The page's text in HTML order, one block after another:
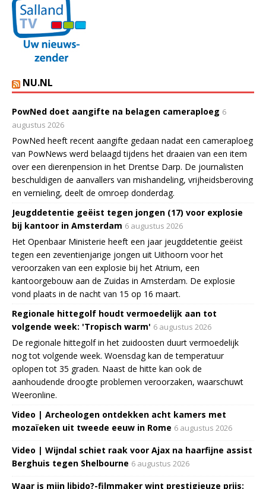
NU.NL
PowNed doet aangifte na belagen cameraploeg 6
augustus 2026
PowNed heeft recent aangifte gedaan nadat een cameraploeg
van PowNews werd belaagd tijdens het draaien van een item
over een dierenpension in het Drentse Darp. De journalisten
beschuldigen de aanvallers van mishandeling, vrijheidsberoving
en vernieling, deelt de omroep donderdag.
Jeugddetentie geëist tegen jongen (17) voor explosie
bij kantoor in Amsterdam 6 augustus 2026
Het Openbaar Ministerie heeft een jaar jeugddetentie geëist
tegen een zeventienjarige jongen uit Uithoorn voor het
veroorzaken van een explosie bij het Atrium, een
kantoorgebouw aan de Zuidas in Amsterdam. De explosie
vond plaats in de nacht van 15 op 16 maart.
Regionale hittegolf houdt vermoedelijk aan tot
volgende week: 'Tropisch warm' 6 augustus 2026
De regionale hittegolf in het zuidoosten duurt vermoedelijk
nog tot volgende week. Woensdag kan de temperatuur
oplopen tot 35 graden. Naast de hitte kan ook de
aanhoudende droogte problemen veroorzaken, waarschuwt
Weeronline.
Video | Archeologen ontdekken acht kamers met
mozaïeken uit tweede eeuw in Rome 6 augustus 2026
Video | Wijndal schiet raak voor Ajax na haarfijne assist
Berghuis tegen Shelbourne 6 augustus 2026
Waar is mijn libido?-filmmaker wint prestigieuze prijs: